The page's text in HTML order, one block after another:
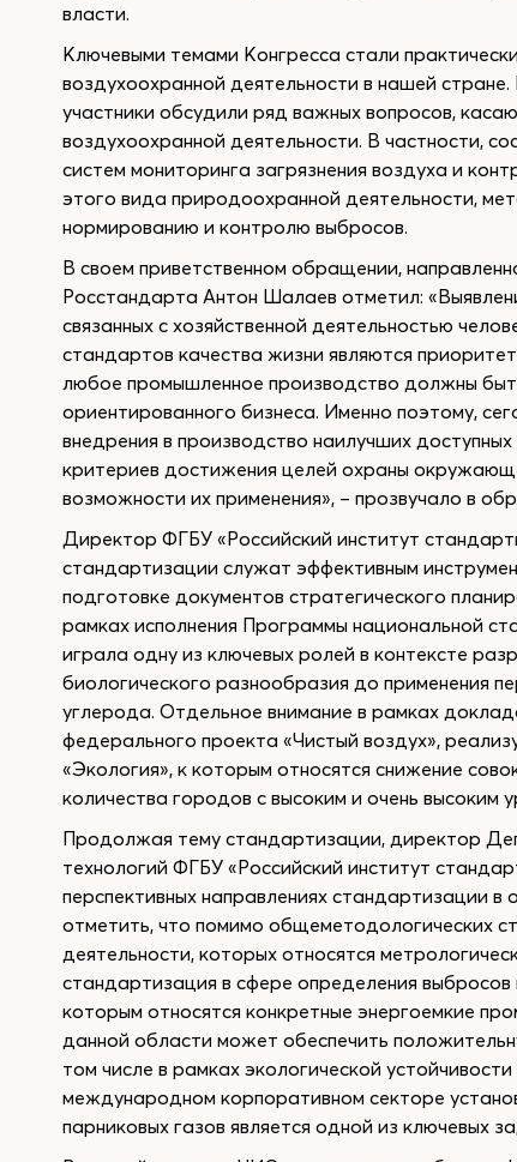
власти.
Ключевыми темами Конгресса стали
воздухоохранной деятельности в нашей
участники обсудили ряд важных вопросов,
воздухоохранной деятельности. В частности,
систем мониторинга загрязнения воздуха и
этого вида природоохранной деятельности,
нормированию и контролю выбросов.
В своем приветственном обращении,
Росстандарта Антон Шалаев отметил:
связанных с хозяйственной деятельностью
стандартов качества жизни являются
любое промышленное производство должны
ориентированного бизнеса. Именно поэтому,
внедрения в производство наилучших
критериев достижения целей охраны
возможности их применения», – прозвучало в
Директор ФГБУ «Российский институт
стандартизации служат эффективным
подготовке документов стратегического
рамках исполнения Программы национальной
играла одну из ключевых ролей в контексте
биологического разнообразия до применения
углерода. Отдельное внимание в рамках
федерального проекта «Чистый воздух»,
«Экология», к которым относятся снижение
количества городов с высоким и очень высоким
Продолжая тему стандартизации, директор
технологий ФГБУ «Российский институт
перспективных направлениях стандартизации
отметить, что помимо общеметодологических
деятельности, которых относятся
стандартизация в сфере определения
которым относятся конкретные энергоемкие
данной области может обеспечить
том числе в рамках экологической
международном корпоративном секторе
парниковых газов является одной из ключевых